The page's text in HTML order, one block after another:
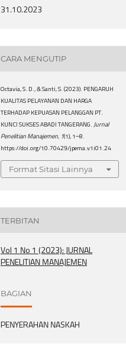
31.10.2023
CARA MENGUTIP
Octavia, S. D., & Santi, S. (2023). PENGARUH
KUALITAS PELAYANAN DAN HARGA
TERHADAP KEPUASAN PELANGGAN PT.
KUNCI SUKSES ABADI TANGERANG. Jurnal
Penelitian Manajemen 1(1), 1–8.
https://doi.org/10.70429/jpema.v1i01.24
Format Sitasi Lainnya
TERBITAN
Vol 1 No 1 (2023): JURNAL
PENELITIAN MANAJEMEN
BAGIAN
PENYERAHAN NASKAH